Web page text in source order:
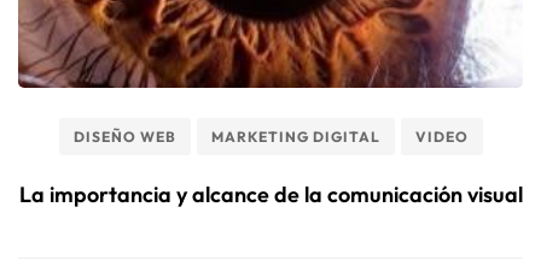
DISEÑO WEB MARKETING DIGITAL VIDEO
La importancia y alcance de la comunicación visual